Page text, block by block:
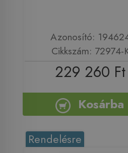
Azonosító:
Cikkszám: 72974-
229 260 Ft
Kosárba
Rendelésre